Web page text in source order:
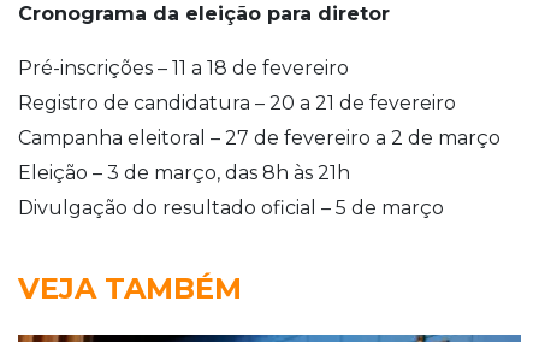
Cronograma da eleição para diretor
Pré-inscrições – 11 a 18 de fevereiro
Registro de candidatura – 20 a 21 de fevereiro
Campanha eleitoral – 27 de fevereiro a 2 de março
Eleição – 3 de março, das 8h às 21h
Divulgação do resultado oficial – 5 de março
VEJA TAMBÉM